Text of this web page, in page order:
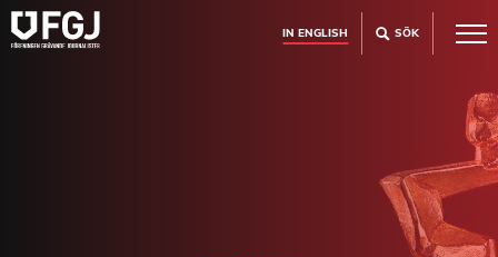
IN ENGLISH SÖK